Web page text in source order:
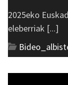
2025eko
eleberriak [...]